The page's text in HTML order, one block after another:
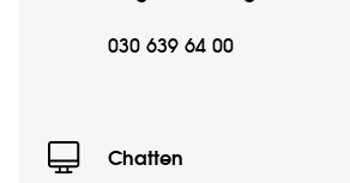
030 639 64 00
Chatten